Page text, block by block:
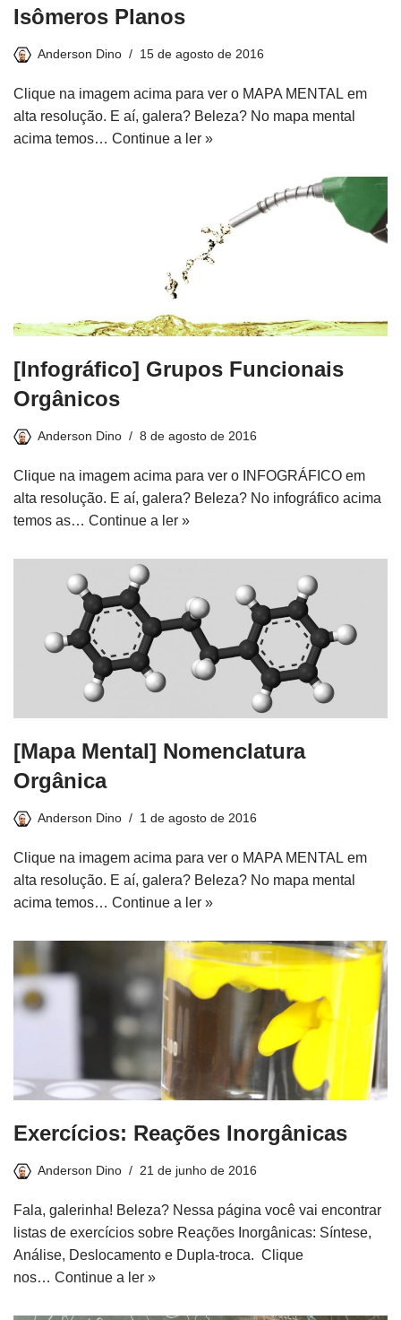
Isômeros Planos
Anderson Dino 15 de agosto de 2016
Clique na imagem acima para ver o MAPA MENTAL em
alta resolução. E aí, galera? Beleza? No mapa mental
acima temos… Continue a ler »
[Infográfico] Grupos Funcionais
Orgânicos
Anderson Dino 8 de agosto de 2016
Clique na imagem acima para ver o INFOGRÁFICO em
alta resolução. E aí, galera? Beleza? No infográfico acima
temos as… Continue a ler »
[Mapa Mental] Nomenclatura
Orgânica
Anderson Dino 1 de agosto de 2016
Clique na imagem acima para ver o MAPA MENTAL em
alta resolução. E aí, galera? Beleza? No mapa mental
acima temos… Continue a ler »
Exercícios: Reações Inorgânicas
Anderson Dino 21 de junho de 2016
Fala, galerinha! Beleza? Nessa página você vai encontrar
listas de exercícios sobre Reações Inorgânicas: Síntese,
Análise, Deslocamento e Dupla-troca. Clique
nos… Continue a ler »